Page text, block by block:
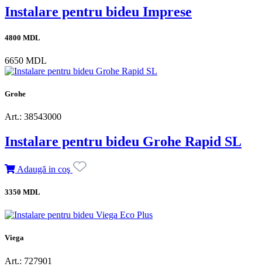
Instalare pentru bideu Imprese
4800 MDL
6650 MDL
Grohe
Art.: 38543000
Instalare pentru bideu Grohe Rapid SL
Adaugă in coş
3350 MDL
Viega
Art.: 727901